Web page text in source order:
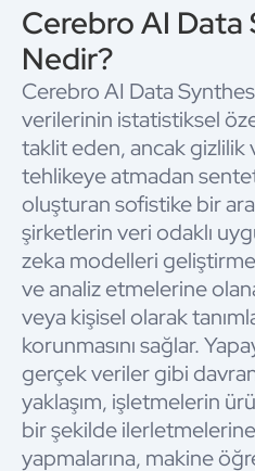
Cerebro AI Data
Nedir?
Cerebro AI Data
verilerinin istatistiksel
taklit eden, ancak gizlilik
tehlikeye atmadan
oluşturan sofistike bir
şirketlerin veri odaklı
zeka modelleri
ve analiz etmelerine
veya kişisel olarak
korunmasını sağlar.
gerçek veriler gibi
yaklaşım, işletmelerin
bir şekilde
yapmalarına, makine